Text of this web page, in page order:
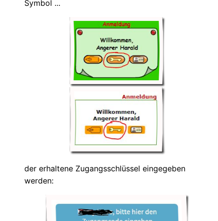
Symbol ...
der erhaltene Zugangsschlüssel eingegeben
werden: